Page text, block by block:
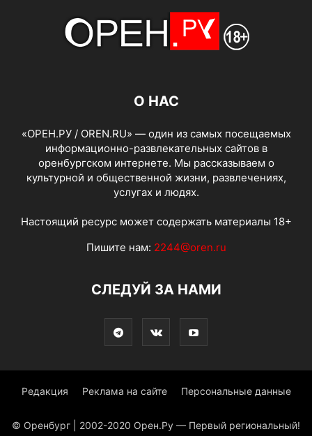
О НАС
«ОРЕН.РУ / OREN.RU» — один из самых посещаемых
информационно-развлекательных сайтов в
оренбургском интернете. Мы рассказываем о
культурной и общественной жизни, развлечениях,
услугах и людях.
Настоящий ресурс может содержать материалы 18+
Пишите нам: 2244@oren.ru
СЛЕДУЙ ЗА НАМИ
Редакция Реклама на сайте Персональные данные
© Оренбург | 2002-2020 Орен.Ру — Первый региональный!